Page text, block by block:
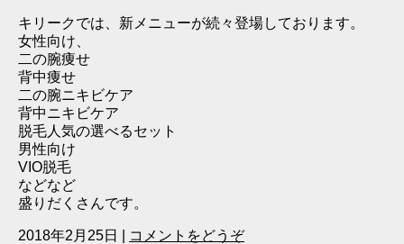
キリークでは、新メニューが続々登場しております。
女性向け、
二の腕痩せ
背中痩せ
二の腕ニキビケア
背中ニキビケア
脱毛人気の選べるセット
男性向け
VIO脱毛
などなど
盛りだくさんです。
2018年2月25日
コメントをどうぞ